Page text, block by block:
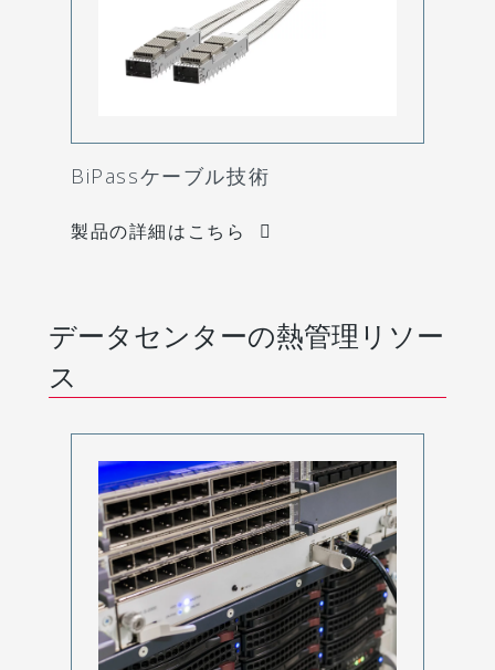
BiPassケーブル技術
製品の詳細はこちら
データセンターの熱管理リソー
ス